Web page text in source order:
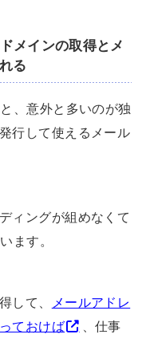
メインの取得とメ
る
、意外と多いのが独
行して使えるメール
ィングが組めなくて
ます。
して、
メールアドレ
ておけば
、仕事